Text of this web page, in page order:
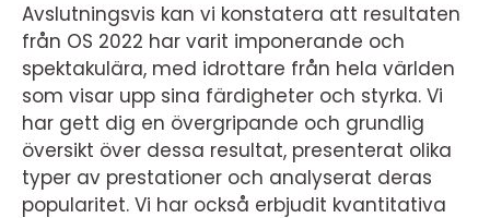
Avslutningsvis kan vi konstatera att resultaten
från OS 2022 har varit imponerande och
spektakulära, med idrottare från hela världen
som visar upp sina färdigheter och styrka. Vi
har gett dig en övergripande och grundlig
översikt över dessa resultat, presenterat olika
typer av prestationer och analyserat deras
popularitet. Vi har också erbjudit kvantitativa